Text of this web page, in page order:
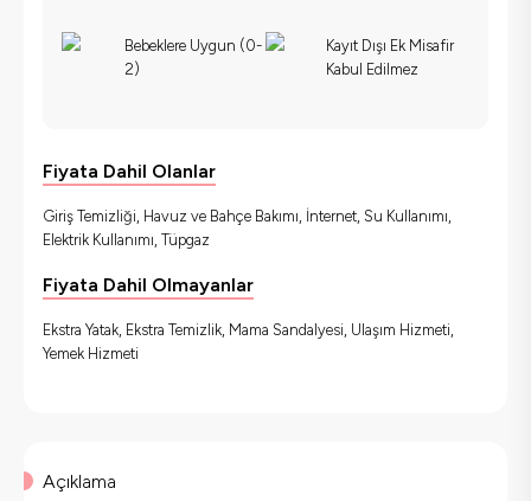
Bebeklere Uygun (0-
2)
Kayıt Dışı Ek Misafir
Kabul Edilmez
Fiyata Dahil Olanlar
Giriş Temizliği, Havuz ve Bahçe Bakımı, İnternet, Su Kullanımı,
Elektrik Kullanımı, Tüpgaz
Fiyata Dahil Olmayanlar
Ekstra Yatak, Ekstra Temizlik, Mama Sandalyesi, Ulaşım Hizmeti,
Yemek Hizmeti
Açıklama